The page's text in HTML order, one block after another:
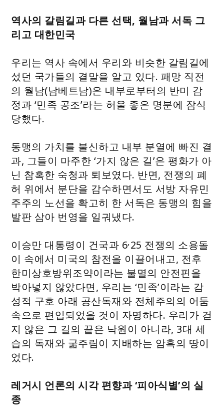
역사의 갈림길과 다른 선택, 월남과 서독 그
리고 대한민국
우리는 역사 속에서 우리와 비슷한 갈림길에
섰던 국가들의 결말을 알고 있다. 패망 직전
의 월남(남베트남)은 내부로부터의 반미 감
정과 ‘민족 공조’라는 허울 좋은 명분에 잠식
당했다.
동맹의 가치를 불신하고 내부 분열에 빠진 결
과, 그들이 마주한 ‘가지 않은 길’은 평화가 아
닌 참혹한 숙청과 퇴보였다. 반면, 전쟁의 폐
허 위에서 분단을 감수하면서도 서방 자유민
주주의 노선을 확고히 한 서독은 동맹의 힘을
발판 삼아 번영을 일궈냈다.
이승만 대통령이 건국과 6·25 전쟁의 소용돌
이 속에서 미국의 참전을 이끌어내고, 전후
한미상호방위조약이라는 불멸의 안전핀을
박아넣지 않았다면, 우리는 ‘민족’이라는 감
성적 구호 아래 공산독재와 전체주의의 어둠
속으로 편입되었을 것이 자명하다. 우리가 걷
지 않은 그 길의 끝은 낙원이 아니라, 3대 세
습의 독재와 굶주림이 지배하는 암흑의 땅이
었다.
레거시 언론의 시각 편향과 ‘피아식별’의 실
종